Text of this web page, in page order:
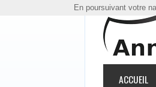
ACCUEIL
En poursuivant votre